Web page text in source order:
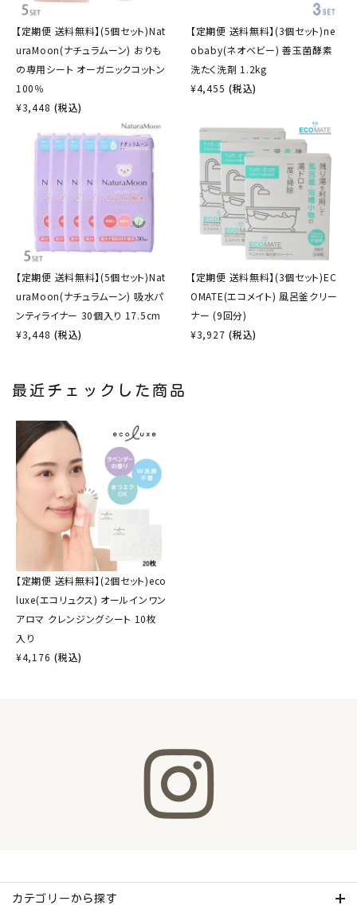
【定期便 送料無料】(5個セット)Nat
uraMoon(ナチュラムーン) おりも
の専用シート オーガニックコットン
100％
¥3,448 (税込)
【定期便 送料無料】(3個セット)ne
obaby(ネオベビー) 善玉菌酵素
洗たく洗剤 1.2kg
¥4,455 (税込)
【定期便 送料無料】(5個セット)Nat
uraMoon(ナチュラムーン) 吸水パ
ンティライナー 30個入り 17.5cm
¥3,448 (税込)
【定期便 送料無料】(3個セット)EC
OMATE(エコメイト) 風呂釜クリー
ナー (9回分)
¥3,927 (税込)
最近チェックした商品
【定期便 送料無料】(2個セット)eco
luxe(エコリュクス) オールインワン
アロマ クレンジングシート 10枚
入り
¥4,176 (税込)
カテゴリーから探す